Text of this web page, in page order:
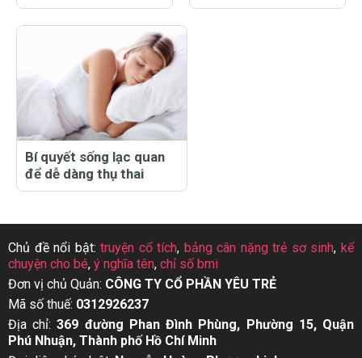
Bí quyết sống lạc quan
để dễ dàng thụ thai
Chủ đề nổi bật:truyện cổ tích, bảng cân nặng trẻ sơ sinh, kể
chuyện cho bé, ý nghĩa tên, chỉ số bmi
Đơn vị chủ Quản: CÔNG TY CỔ PHẦN YÊU TRẺ
Mã số thuế: 0312926237
Địa chỉ:369 đường Phan Đình Phùng, Phường 15, Quận
Phú Nhuận, Thành phố Hồ Chí Minh